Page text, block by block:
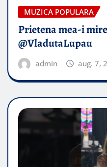
MUZICA POPULARA
Prietena mea-i
@VladutaLupau
admin aug. 7,